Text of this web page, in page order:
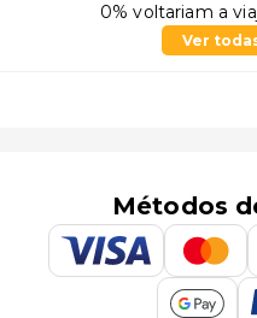
0% voltariam a
Ver
Métodos